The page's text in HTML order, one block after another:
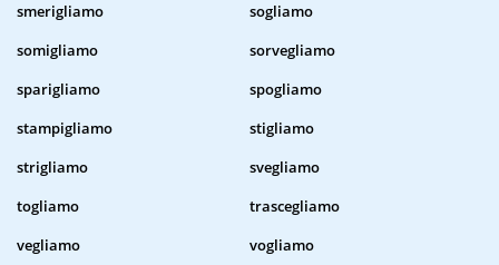
smerigliamo
sogliamo
somigliamo
sorvegliamo
sparigliamo
spogliamo
stampigliamo
stigliamo
strigliamo
svegliamo
togliamo
trascegliamo
vegliamo
vogliamo